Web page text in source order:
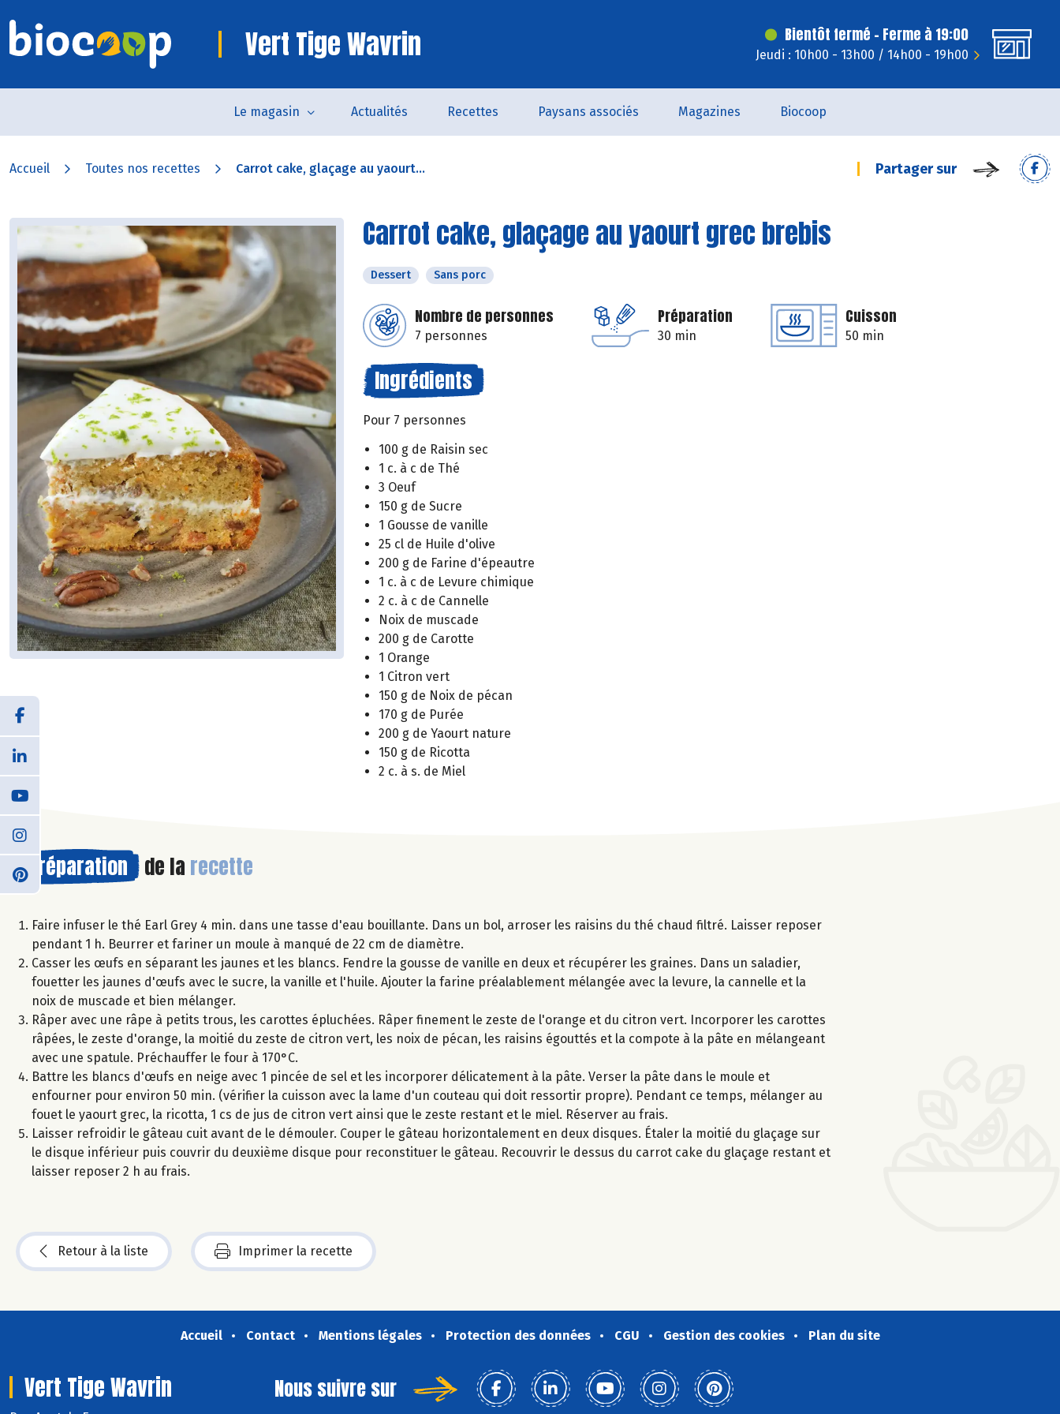
Vert Tige Wavrin Bientôt fermé - Ferme à 19:00
Jeudi : 10h00 - 13h00 / 14h00 - 19h00
Le magasin Actualités Recettes Paysans associés Magazines Biocoop
Accueil Toutes nos recettes Carrot cake, glaçage au yaourt... Partager sur
Carrot cake, glaçage au yaourt grec brebis
Dessert Sans porc
Nombre de personnes
7 personnes
Préparation
30 min
Cuisson
50 min
Ingrédients
Pour 7 personnes
100 g de Raisin sec
1 c. à c de Thé
3 Oeuf
150 g de Sucre
1 Gousse de vanille
25 cl de Huile d'olive
200 g de Farine d'épeautre
1 c. à c de Levure chimique
2 c. à c de Cannelle
Noix de muscade
200 g de Carotte
1 Orange
1 Citron vert
150 g de Noix de pécan
170 g de Purée
200 g de Yaourt nature
150 g de Ricotta
2 c. à s. de Miel
Préparation de la recette
Faire infuser le thé Earl Grey 4 min. dans une tasse d'eau bouillante. Dans un bol, arroser les raisins du thé chaud filtré. Laisser reposer
pendant 1 h. Beurrer et fariner un moule à manqué de 22 cm de diamètre.
Casser les œufs en séparant les jaunes et les blancs. Fendre la gousse de vanille en deux et récupérer les graines. Dans un saladier,
fouetter les jaunes d'œufs avec le sucre, la vanille et l'huile. Ajouter la farine préalablement mélangée avec la levure, la cannelle et la
noix de muscade et bien mélanger.
Râper avec une râpe à petits trous, les carottes épluchées. Râper finement le zeste de l'orange et du citron vert. Incorporer les carottes
râpées, le zeste d'orange, la moitié du zeste de citron vert, les noix de pécan, les raisins égouttés et la compote à la pâte en mélangeant
avec une spatule. Préchauffer le four à 170°C.
Battre les blancs d'œufs en neige avec 1 pincée de sel et les incorporer délicatement à la pâte. Verser la pâte dans le moule et
enfourner pour environ 50 min. (vérifier la cuisson avec la lame d'un couteau qui doit ressortir propre). Pendant ce temps, mélanger au
fouet le yaourt grec, la ricotta, 1 cs de jus de citron vert ainsi que le zeste restant et le miel. Réserver au frais.
Laisser refroidir le gâteau cuit avant de le démouler. Couper le gâteau horizontalement en deux disques. Étaler la moitié du glaçage sur
le disque inférieur puis couvrir du deuxième disque pour reconstituer le gâteau. Recouvrir le dessus du carrot cake du glaçage restant et
laisser reposer 2 h au frais.
Retour à la liste Imprimer la recette
Accueil Contact Mentions légales Protection des données CGU Gestion des cookies Plan du site
Vert Tige Wavrin Nous suivre sur